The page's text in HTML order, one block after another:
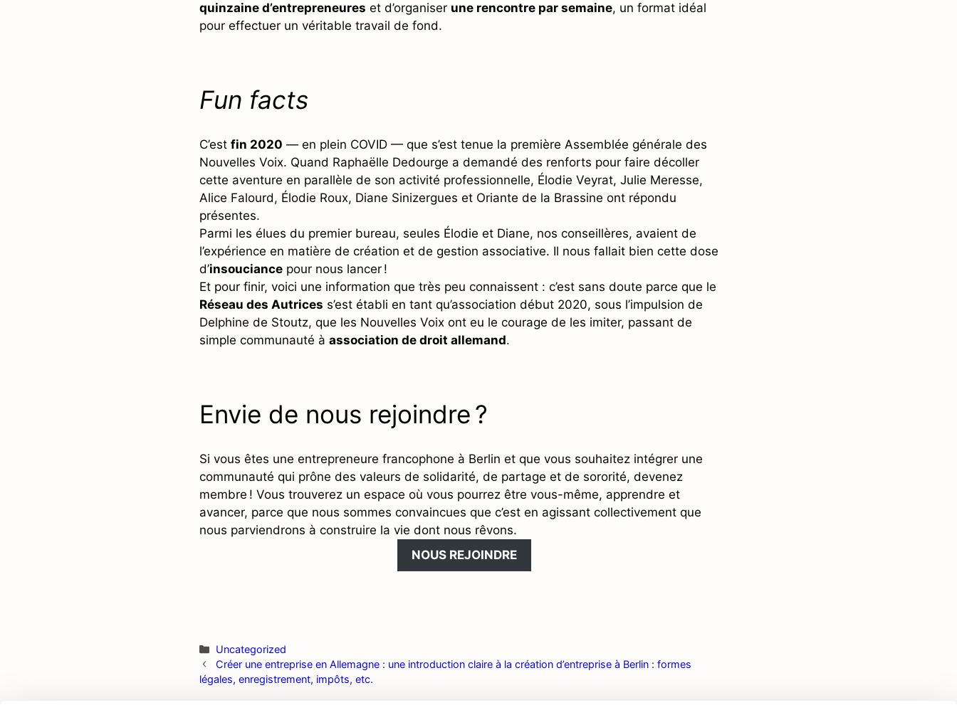
quinzaine d’entrepreneures et d’organiser une rencontre par semaine, un format idéal
pour effectuer un véritable travail de fond.
Fun facts
C’est fin 2020 — en plein COVID — que s’est tenue la première Assemblée générale des
Nouvelles Voix. Quand Raphaëlle Dedourge a demandé des renforts pour faire décoller
cette aventure en parallèle de son activité professionnelle, Élodie Veyrat, Julie Meresse,
Alice Falourd, Élodie Roux, Diane Sinizergues et Oriante de la Brassine ont répondu
présentes.
Parmi les élues du premier bureau, seules Élodie et Diane, nos conseillères, avaient de
l’expérience en matière de création et de gestion associative. Il nous fallait bien cette dose
d’insouciance pour nous lancer !
Et pour finir, voici une information que très peu connaissent : c’est sans doute parce que le
Réseau des Autrices s’est établi en tant qu’association début 2020, sous l’impulsion de
Delphine de Stoutz, que les Nouvelles Voix ont eu le courage de les imiter, passant de
simple communauté à association de droit allemand.
Envie de nous rejoindre ?
Si vous êtes une entrepreneure francophone à Berlin et que vous souhaitez intégrer une
communauté qui prône des valeurs de solidarité, de partage et de sororité, devenez
membre ! Vous trouverez un espace où vous pourrez être vous-même, apprendre et
avancer, parce que nous sommes convaincues que c’est en agissant collectivement que
nous parviendrons à construire la vie dont nous rêvons.
NOUS REJOINDRE
Catégories
Uncategorized
Créer une entreprise en Allemagne : une introduction claire à la création d’entreprise à Berlin : formes
légales, enregistrement, impôts, etc.